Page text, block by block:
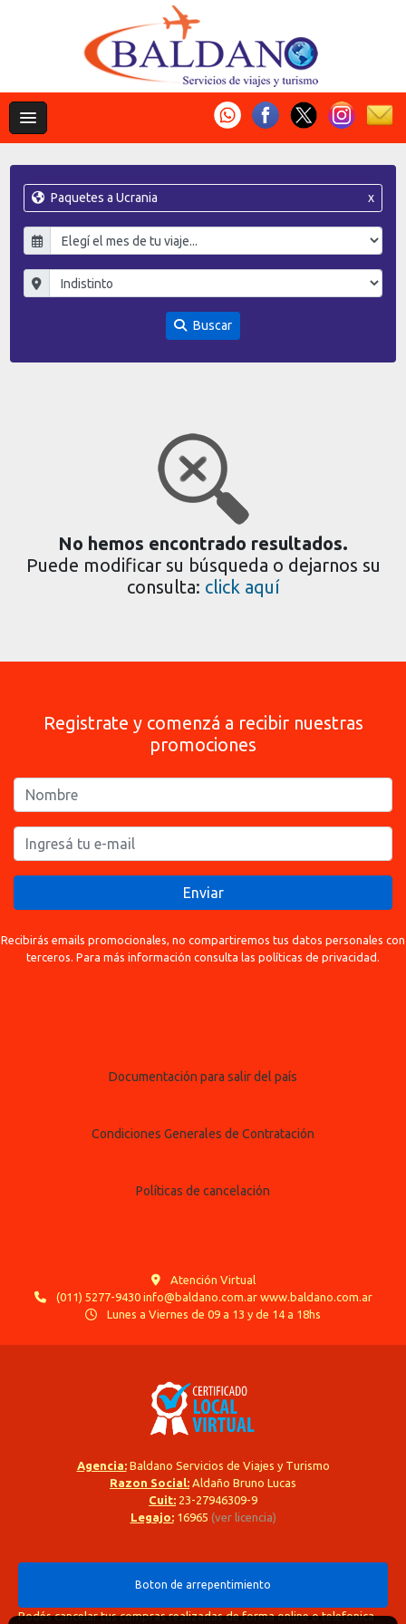
Paquetes a Ucrania x
Buscar
No hemos encontrado resultados.
Puede modificar su búsqueda o dejarnos su
consulta: click aquí
Registrate y comenzá a recibir nuestras
promociones
Enviar
Recibirás emails promocionales, no compartiremos tus datos personales con
terceros. Para más información consulta las políticas de privacidad.
Documentación para salir del país
Condiciones Generales de Contratación
Políticas de cancelación
Atención Virtual
(011) 5277-9430 info@baldano.com.ar www.baldano.com.ar
Lunes a Viernes de 09 a 13 y de 14 a 18hs
Agencia:Baldano Servicios de Viajes y Turismo
Razon Social: Aldaño Bruno Lucas
Cuit: 23-27946309-9
Legajo:16965 (ver licencia)
Boton de arrepentimiento
Podés cancelar tus compras realizadas de forma online o telefonica